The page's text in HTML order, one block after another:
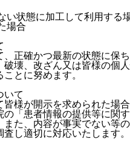
状態に加工して利用する
場合
正確かつ最新の状態に保
壊、改ざん又は皆様の個
とに努めます。
いて
様が開示を求められた場
「患者情報の提供等に関
た、内容が事実でない等
し適切に対応いたします。